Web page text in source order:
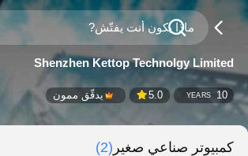
Shenzhen Kettop Technolgy Limited
10
YEARS
5.0 يدقّق ممون
كمبيوتر صناعي صغير (2)